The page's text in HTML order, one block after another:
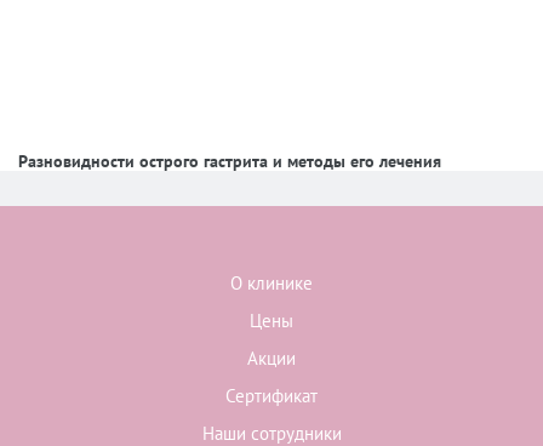
Разновидности острого гастрита и методы его лечения
О клинике
Цены
Акции
Сертификат
Наши сотрудники